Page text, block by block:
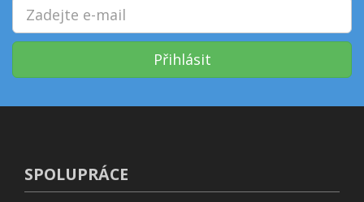
Přihlásit
SPOLUPRÁCE